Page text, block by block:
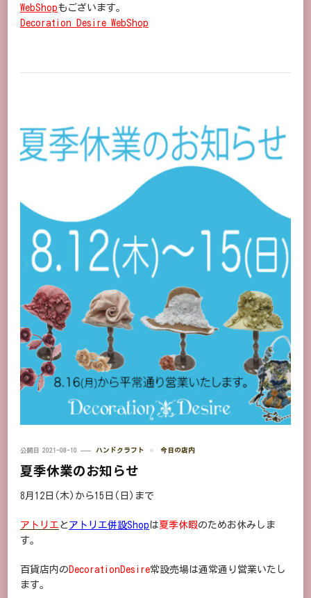
WebShop もございます。
Decoration Desire WebShop
公開日 2021-08-10 ハンドクラフト 今日の店内
夏季休業のお知らせ
8月12日(木)から15日(日)まで
アトリエ と アトリエ併設Shopは夏季休暇のためお休みしま
す。
百貨店内の DecorationDesire常設売場は通常通り営業いたし
ます。